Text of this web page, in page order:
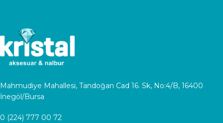
Mahmudiye Mahallesi, Tandoğan Cad 16. Sk, No:4/B, 16400
İnegöl/Bursa
0 (224) 777 00 72